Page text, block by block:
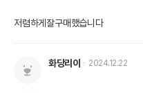
저렴하게잘구매했습니다
화당리이 2024.12.22